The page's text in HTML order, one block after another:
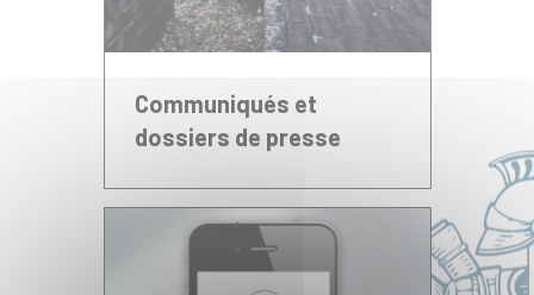
Communiqués et
dossiers de presse